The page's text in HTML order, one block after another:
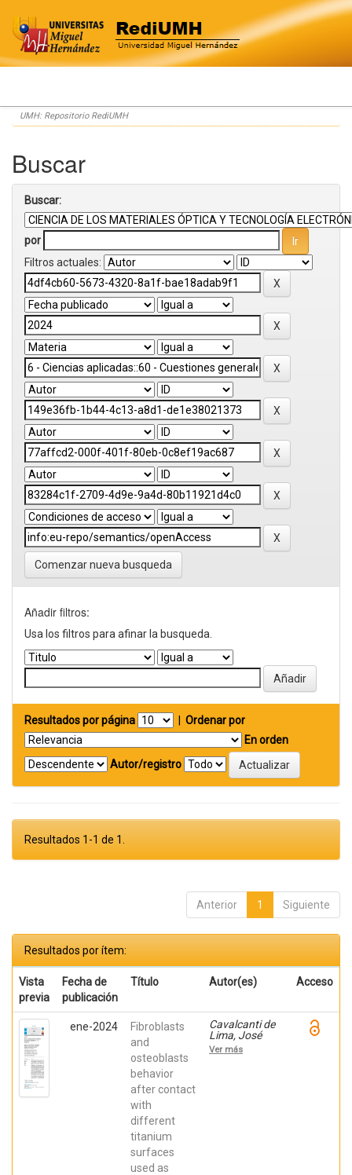
Skip
navigation
UMH: Repositorio RediUMH
Buscar
Buscar:
por
Filtros actuales:
Comenzar nueva busqueda
Añadir filtros:
Usa los filtros para afinar la busqueda.
Resultados por página
Ordenar por
En orden
Autor/registro
Resultados 1-1 de 1.
Anterior 1 Siguiente
Resultados por ítem:
Vista
previa
Fecha de
publicación
Título Autor(es) Acceso
ene-2024
Fibroblasts
and
osteoblasts
behavior
after contact
with
different
titanium
surfaces
used as
Cavalcanti de
Lima, José
Henrique;
Robbs ,
Ver más